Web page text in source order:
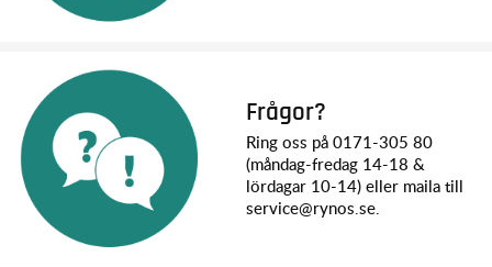
Frågor?
Ring oss på 0171-305 80
(måndag-fredag 14-18 &
lördagar 10-14) eller maila till
service@rynos.se.